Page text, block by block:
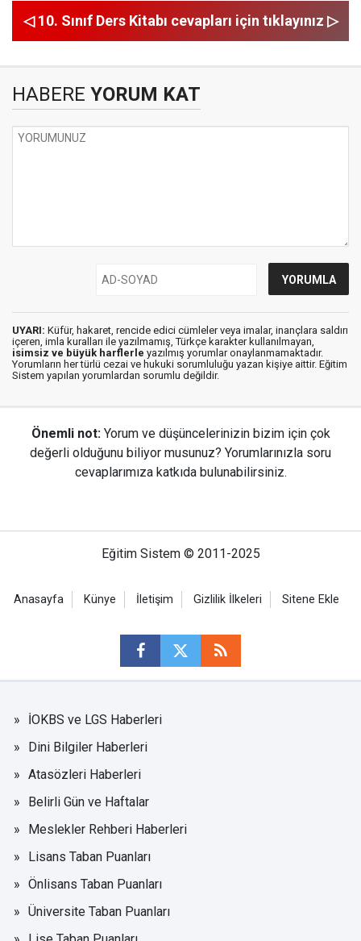
◁ 10. Sınıf Ders Kitabı cevapları için tıklayınız ▷
HABERE YORUM KAT
UYARI: Küfür, hakaret, rencide edici cümleler veya imalar, inançlara saldırı
içeren, imla kuralları ile yazılmamış, Türkçe karakter kullanılmayan,
isimsiz ve büyük harflerle yazılmış yorumlar onaylanmamaktadır.
Yorumların her türlü cezai ve hukuki sorumluluğu yazan kişiye aittir. Eğitim
Sistem yapılan yorumlardan sorumlu değildir.
Önemli not: Yorum ve düşüncelerinizin bizim için çok
değerli olduğunu biliyor musunuz? Yorumlarınızla soru
cevaplarımıza katkıda bulunabilirsiniz.
Eğitim Sistem © 2011-2025
Anasayfa Künye İletişim Gizlilik İlkeleri Sitene Ekle
İOKBS ve LGS Haberleri
Dini Bilgiler Haberleri
Atasözleri Haberleri
Belirli Gün ve Haftalar
Meslekler Rehberi Haberleri
Lisans Taban Puanları
Önlisans Taban Puanları
Üniversite Taban Puanları